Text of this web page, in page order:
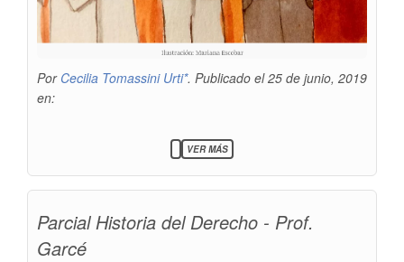
Por Cecilia Tomassini Urti*. Publicado el 25 de junio, 2019
en:
VER MÁSSOBRE
DESIGUALDADES
CIENCIA
Parcial Historia del Derecho - Prof.
Garcé